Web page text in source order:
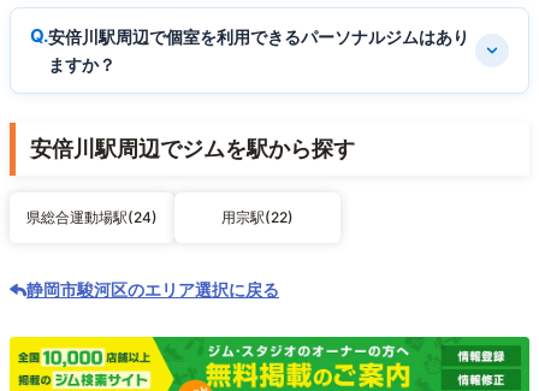
安倍川駅周辺で個室を利用できるパーソナルジムはあり
ますか？
安倍川駅周辺でジムを駅から探す
県総合運動場駅(24) 用宗駅(22)
静岡市駿河区のエリア選択に戻る